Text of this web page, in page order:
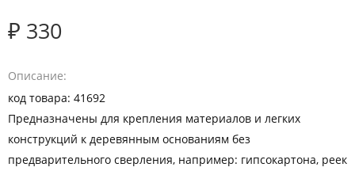
₽ 330
Описание
код товара: 41692
Предназначены для крепления материалов и легких
конструкций к деревянным основаниям без
предварительного сверления, например: гипсокартона, реек